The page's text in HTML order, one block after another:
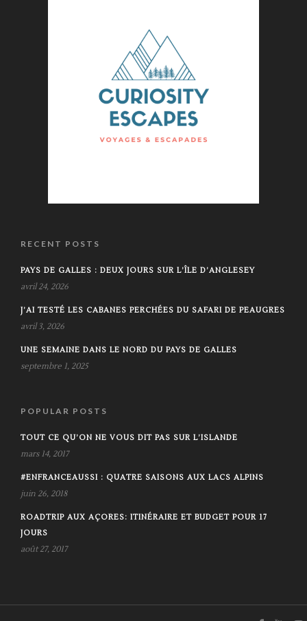
RECENT POSTS
PAYS DE GALLES : DEUX JOURS SUR L’ÎLE D’ANGLESEY
avril 24, 2026
J’AI TESTÉ LES CABANES PERCHÉES DU SAFARI DE PEAUGRES
avril 3, 2026
UNE SEMAINE DANS LE NORD DU PAYS DE GALLES
septembre 1, 2025
POPULAR POSTS
TOUT CE QU’ON NE VOUS DIT PAS SUR L’ISLANDE
mars 14, 2017
#ENFRANCEAUSSI : QUATRE SAISONS AUX LACS ALPINS
juin 26, 2018
ROADTRIP AUX AÇORES: ITINÉRAIRE ET BUDGET POUR 17
JOURS
août 27, 2017